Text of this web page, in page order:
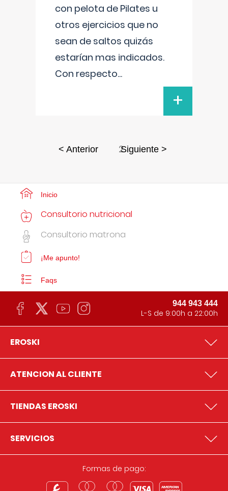
con pelota de Pilates u
otros ejercicios que no
sean de saltos quizás
estarían mas indicados.
Con respecto...
+
< Anterior 2Siguiente >
Inicio
Consultorio nutricional
Consultorio matrona
¡Me apunto!
Faqs
944 943 444
L-S de 9:00h a 22:00h
EROSKI
ATENCION AL CLIENTE
TIENDAS EROSKI
SERVICIOS
Formas de pago: